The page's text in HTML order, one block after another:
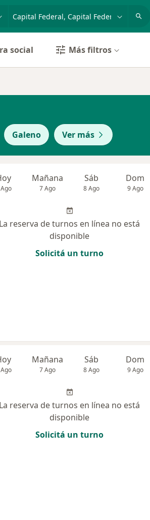
social Más filtros
Galeno Ver más
Mañana
7 Ago
Sáb
8 Ago
Dom
9 Ago
La reserva de turnos en línea no está
disponible
Solicitá un turno
Mañana
7 Ago
Sáb
8 Ago
Dom
9 Ago
La reserva de turnos en línea no está
disponible
Solicitá un turno